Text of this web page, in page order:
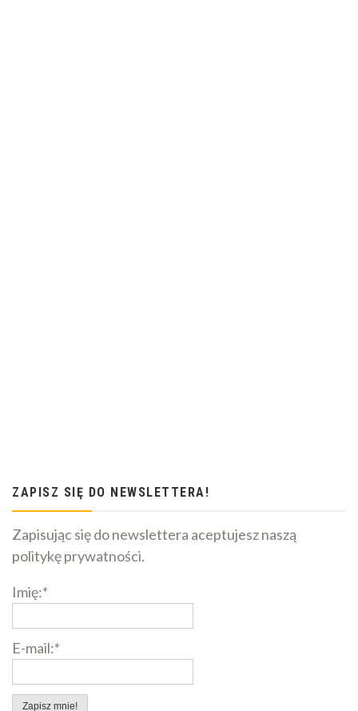
ZAPISZ SIĘ DO NEWSLETTERA!
Zapisując się do newslettera aceptujesz naszą
politykę prywatności.
Imię:*
E-mail:*